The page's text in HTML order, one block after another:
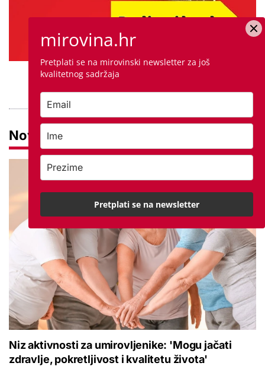
PROVJERITE PONUDU
Novosti
Niz aktivnosti za umirovljenike: 'Mogu jačati
zdravlje, pokretljivost i kvalitetu života'
mirovina.hr
Pretplati se na mirovinski newsletter za još
kvalitetnog sadržaja
Pretplati se na newsletter